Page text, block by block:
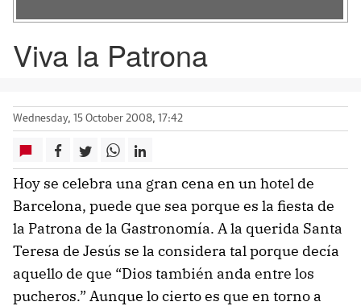
Viva la Patrona
Wednesday, 15 October 2008, 17:42
Hoy se celebra una gran cena en un hotel de
Barcelona, puede que sea porque es la fiesta de
la Patrona de la Gastronomía. A la querida Santa
Teresa de Jesús se la considera tal porque decía
aquello de que “Dios también anda entre los
pucheros.” Aunque lo cierto es que en torno a